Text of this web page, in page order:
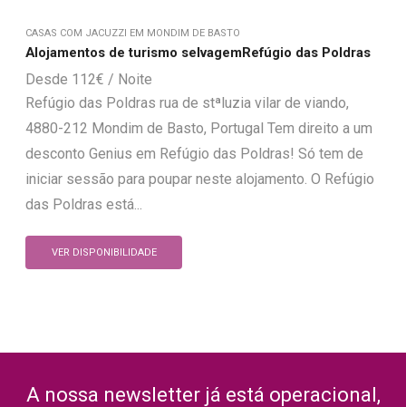
CASAS COM JACUZZI EM MONDIM DE BASTO
Alojamentos de turismo selvagemRefúgio das Poldras
112€
Refúgio das Poldras rua de stªluzia vilar de viando,
4880-212 Mondim de Basto, Portugal Tem direito a um
desconto Genius em Refúgio das Poldras! Só tem de
iniciar sessão para poupar neste alojamento. O Refúgio
das Poldras está...
VER DISPONIBILIDADE
A nossa newsletter já está operacional,